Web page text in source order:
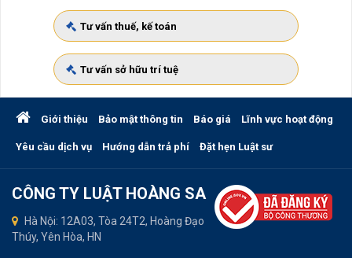
Tư vấn thuế, kế toán
Tư vấn sở hữu trí tuệ
Giới thiệu Bảo mật thông tin Báo giá Lĩnh vực hoạt động
Yêu cầu dịch vụ Hướng dẫn trả phí Đặt hẹn Luật sư
CÔNG TY LUẬT HOÀNG SA
Hà Nội: 12A03, Tòa 24T2, Hoàng Đạo
Thúy, Yên Hòa, HN